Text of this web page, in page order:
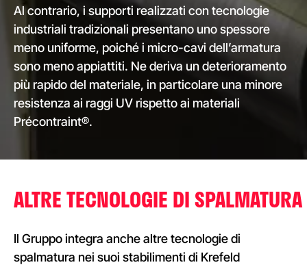
Al contrario, i supporti realizzati con tecnologie
industriali tradizionali presentano uno spessore
meno uniforme, poiché i micro-cavi dell’armatura
sono meno appiattiti. Ne deriva un deterioramento
più rapido del materiale, in particolare una minore
resistenza ai raggi UV rispetto ai materiali
Précontraint®.
ALTRETECNOLOGIEDISPALMATURA
Il Gruppo integra anche altre tecnologie di
spalmatura nei suoi stabilimenti di Krefeld